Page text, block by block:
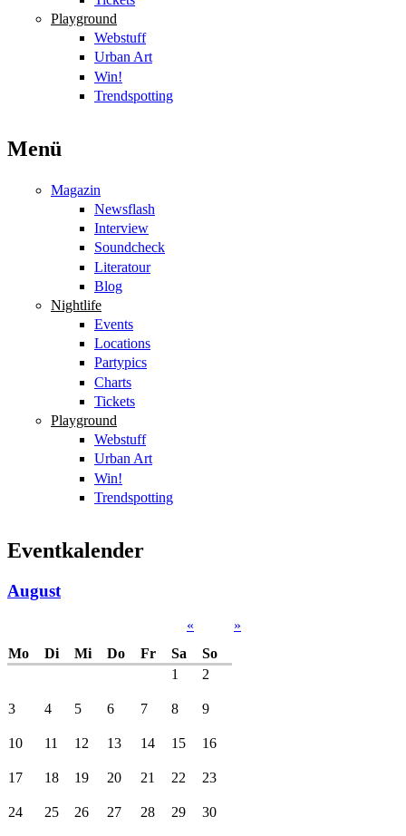
Playground
Webstuff
Urban Art
Win!
Trendspotting
Menü
Magazin
Newsflash
Interview
Soundcheck
Literatour
Blog
Nightlife
Events
Locations
Partypics
Charts
Tickets
Playground
Webstuff
Urban Art
Win!
Trendspotting
Eventkalender
August
«
»
Mo
Di Mi Do Fr Sa
So
1
2
3 4 5 6 7 8 9
10 11 12 13 14 15 16
17 18 19 20 21 22 23
24 25 26 27 28 29 30